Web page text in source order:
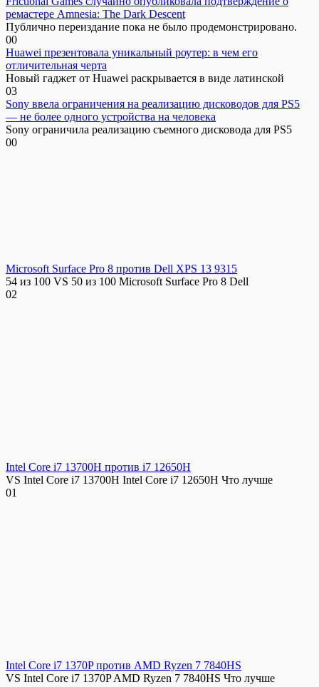
ремастере Amnesia: The Dark Descent
Публично переиздание пока не было продемонстрировано.
00
Huawei презентовала уникальный роутер: в чем его
отличительная черта
Новый гаджет от Huawei раскрывается в виде латинской
03
Sony ввела ограничения на реализацию дисководов для PS5
— не более одного устройства на человека
Sony ограничила реализацию съемного дисковода для PS5
00
Microsoft Surface Pro 8 против Dell XPS 13 9315
54 из 100 VS 50 из 100 Microsoft Surface Pro 8 Dell
02
Intel Core i7 13700H против i7 12650H
VS Intel Core i7 13700H Intel Core i7 12650H Что лучше
01
Intel Core i7 1370P против AMD Ryzen 7 7840HS
VS Intel Core i7 1370P AMD Ryzen 7 7840HS Что лучше